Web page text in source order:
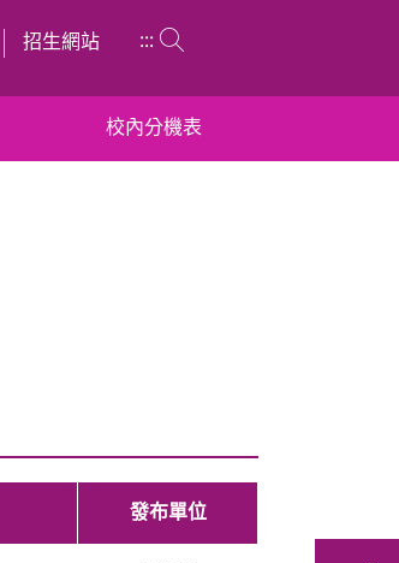
招生網站 :::
校內分機表
發布單位